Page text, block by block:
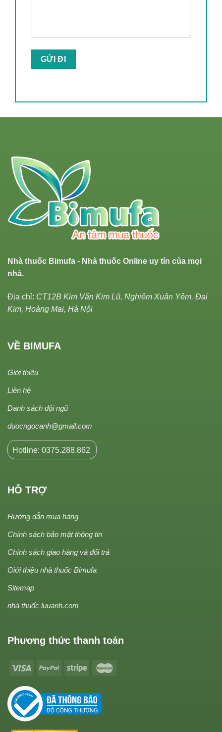
Nhà thuốc Bimufa - Nhà thuốc Online uy tín của mọi
nhà.
Địa chỉ: CT12B Kim Văn Kim Lũ, Nghiêm Xuân Yêm, Đại
Kim, Hoàng Mai, Hà Nội
VỀ BIMUFA
Giới thiệu
Liên hệ
Danh sách đội ngũ
duocngocanh@gmail.com
Hotline: 0375.288.862
HỖ TRỢ
Hướng dẫn mua hàng
Chính sách bảo mật thông tin
Chính sách giao hàng và đổi trả
Giới thiệu nhà thuốc Bimufa
Sitemap
nhà thuốc luuanh.com
Phương thức thanh toán